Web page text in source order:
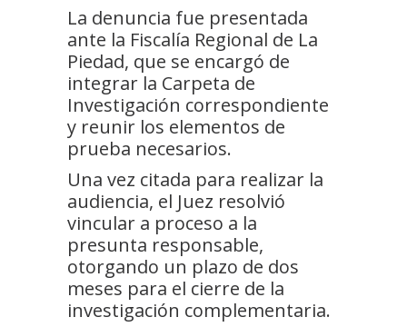
La denuncia fue presentada
ante la Fiscalía Regional de La
Piedad, que se encargó de
integrar la Carpeta de
Investigación correspondiente
y reunir los elementos de
prueba necesarios.
Una vez citada para realizar la
audiencia, el Juez resolvió
vincular a proceso a la
presunta responsable,
otorgando un plazo de dos
meses para el cierre de la
investigación complementaria.